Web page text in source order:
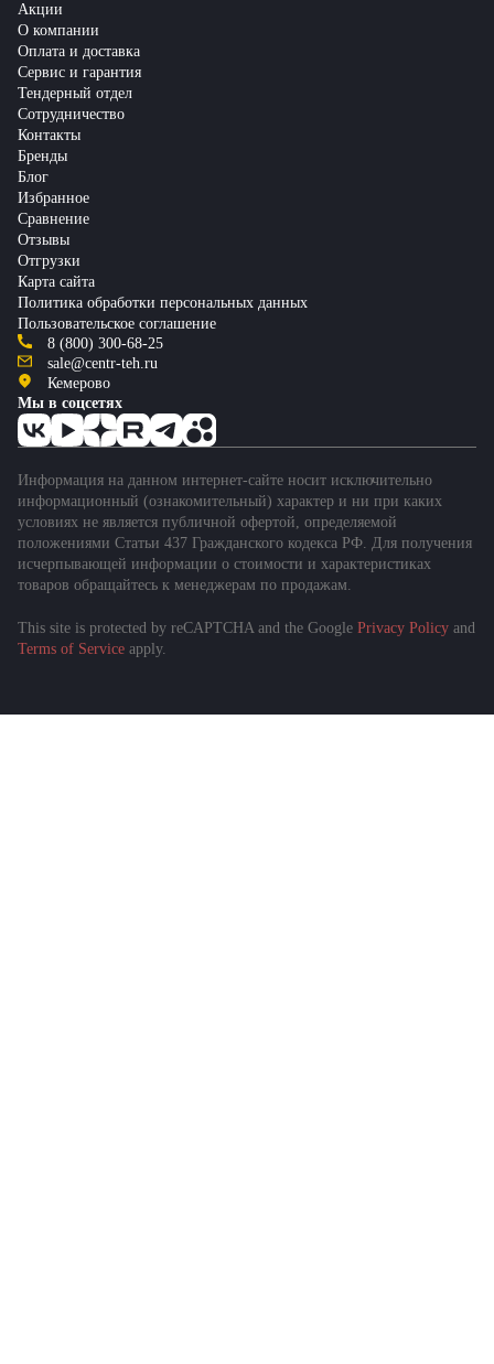
Акции
О компании
Оплата и доставка
Сервис и гарантия
Тендерный отдел
Сотрудничество
Контакты
Бренды
Блог
Избранное
Сравнение
Отзывы
Отгрузки
Карта сайта
Политика обработки персональных данных
Пользовательское соглашение
8 (800) 300-68-25
sale@centr-teh.ru
Кемерово
Мы в соцсетях
Информация на данном интернет-сайте носит исключительно
информационный (ознакомительный) характер и ни при каких
условиях не является публичной офертой, определяемой
положениями Статьи 437 Гражданского кодекса РФ. Для получения
исчерпывающей информации о стоимости и характеристиках
товаров обращайтесь к менеджерам по продажам.
This site is protected by reCAPTCHA and the Google Privacy Policy and
Terms of Service apply.